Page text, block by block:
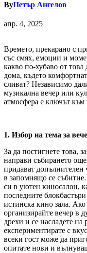
ByПетър Ангелов
апр. 4, 2025
Времето, прекарано с
със смях, емоции и
какво по-хубаво от това
дома, където
сливат? Независимо
музикална вечер или
атмосфера е ключът към
1. Избор на тема за
За да постигнете това,
направи събирането
придават
в запомнящо се
си в уютен киносалон,
последните
истинска кино зала. Ако
организирайте вечер в
дрехи и се насладете на
експериментирате с
всеки гост може да
опитате нови и